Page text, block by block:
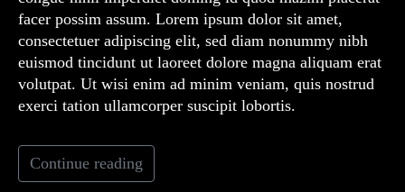
facer possim assum. Lorem ipsum dolor sit amet,
consectetuer adipiscing elit, sed diam nonummy nibh
euismod tincidunt ut laoreet dolore magna aliquam erat
volutpat. Ut wisi enim ad minim veniam, quis nostrud
exerci tation ullamcorper suscipit lobortis.
Continue reading